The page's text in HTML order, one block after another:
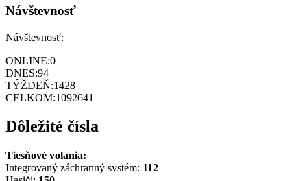
Návštevnosť
Návštevnosť:
ONLINE:0
DNES:94
TÝŽDEŇ:1428
CELKOM:1092641
Dôležité čísla
Tiesňové volania:
Integrovaný záchranný systém: 112